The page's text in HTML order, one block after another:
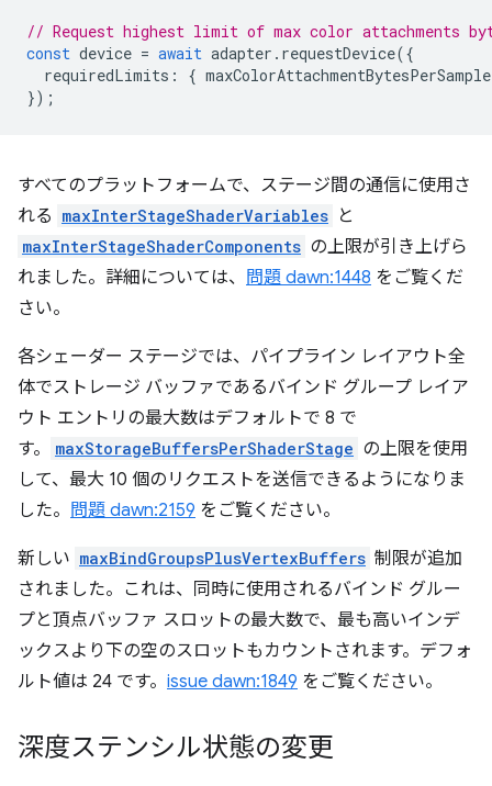
// Request highest limit of max color attachments
const device = await adapter . requestDevice({
requiredLimits : { maxColorAttachmentBytesPerSample
});
すべてのプラットフォームで、ステージ間の通信に使用さ
れる maxInterStageShaderVariables と
maxInterStageShaderComponents の上限が引き上げら
れました。詳細については、 問題 dawn:1448 をご覧くだ
さい。
各シェーダー ステージでは、パイプライン レイアウト全
体でストレージ バッファであるバインド グループ レイア
ウト エントリの最大数はデフォルトで 8 で
す。
maxStorageBuffersPerShaderStage の上限を使用
して、最大 10 個のリクエストを送信できるようになりま
した。 問題 dawn:2159 をご覧ください。
新しい maxBindGroupsPlusVertexBuffers 制限が追加
されました。これは、同時に使用されるバインド グルー
プと頂点バッファ スロットの最大数で、最も高いインデ
ックスより下の空のスロットもカウントされます。デフォ
ルト値は 24 です。 issue dawn:1849 をご覧ください。
深度ステンシル状態の変更